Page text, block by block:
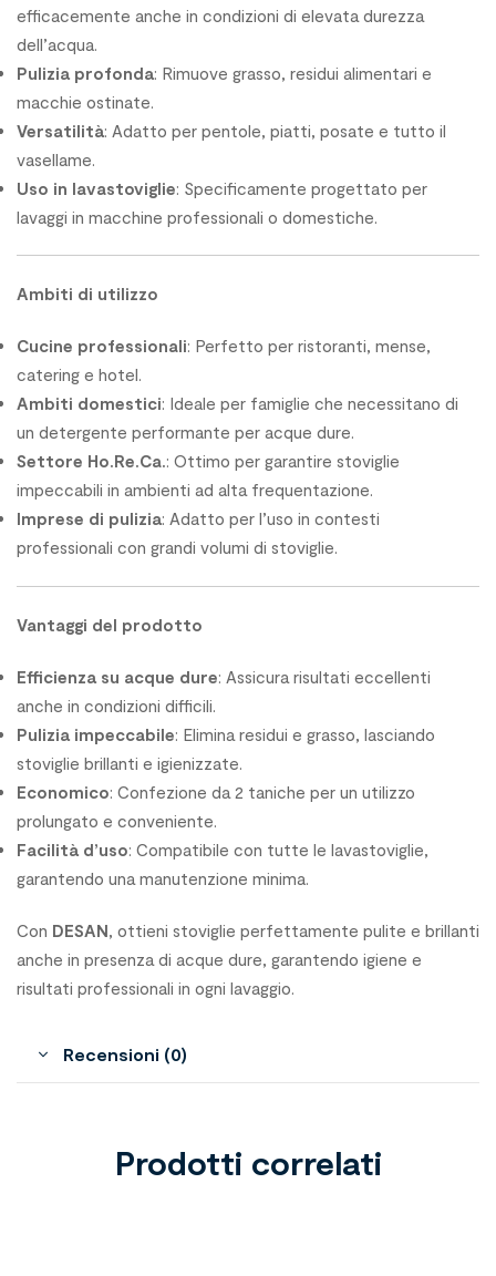
efficacemente anche in condizioni di elevata durezza
dell’acqua.
Pulizia profonda: Rimuove grasso, residui alimentari e
macchie ostinate.
Versatilità: Adatto per pentole, piatti, posate e tutto il
vasellame.
Uso in lavastoviglie: Specificamente progettato per
lavaggi in macchine professionali o domestiche.
Ambiti di utilizzo
Cucine professionali: Perfetto per ristoranti, mense,
catering e hotel.
Ambiti domestici: Ideale per famiglie che necessitano di
un detergente performante per acque dure.
Settore Ho.Re.Ca.: Ottimo per garantire stoviglie
impeccabili in ambienti ad alta frequentazione.
Imprese di pulizia: Adatto per l’uso in contesti
professionali con grandi volumi di stoviglie.
Vantaggi del prodotto
Efficienza su acque dure: Assicura risultati eccellenti
anche in condizioni difficili.
Pulizia impeccabile: Elimina residui e grasso, lasciando
stoviglie brillanti e igienizzate.
Economico: Confezione da 2 taniche per un utilizzo
prolungato e conveniente.
Facilità d’uso: Compatibile con tutte le lavastoviglie,
garantendo una manutenzione minima.
Con DESAN, ottieni stoviglie perfettamente pulite e brillanti
anche in presenza di acque dure, garantendo igiene e
risultati professionali in ogni lavaggio.
Recensioni (0)
Prodotti correlati